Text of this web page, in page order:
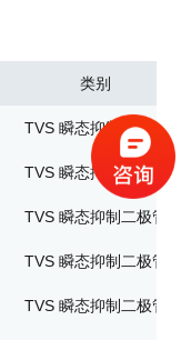
类别
TVS 瞬态抑制二极管
TVS 瞬态抑制二极管
TVS 瞬态抑制二极管
TVS 瞬态抑制二极管
TVS 瞬态抑制二极管